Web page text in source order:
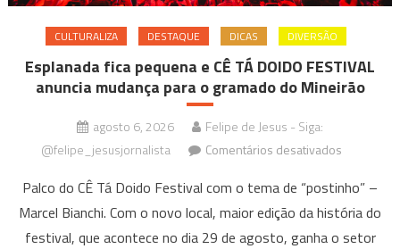
CULTURALIZA DESTAQUE DICAS DIVERSÃO
Esplanada fica pequena e CÊ TÁ DOIDO FESTIVAL
anuncia mudança para o gramado do Mineirão
agosto 6, 2026
Felipe de Jesus - Siga:
@felipe_jesusjornalista
Comentários desativadosem
fica
pequena
e
Palco do CÊ Tá Doido Festival com o tema de “postinho” –
Marcel Bianchi. Com o novo local, maior edição da história do
festival, que acontece no dia 29 de agosto, ganha o setor